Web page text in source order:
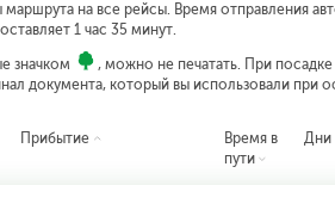
маршрута на все рейсы. Время отправления
1 час 35 минут.
значком
, можно не печатать. При
документа, который вы использовали при
Прибытие
Время в
пути
Дни